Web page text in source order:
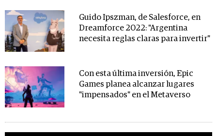
Guido Ipszman, de Salesforce, en
Dreamforce 2022: "Argentina
necesita reglas claras para invertir"
Con esta última inversión, Epic
Games planea alcanzar lugares
"impensados" en el Metaverso